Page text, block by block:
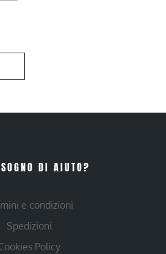
DI AIUTO?
e condizioni
Spedizioni
Policy